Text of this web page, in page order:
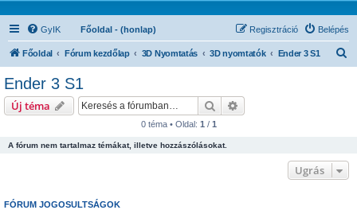
GyIK Főoldal - (honlap) Belépés
Regisztráció
Főoldal Fórum kezdőlap 3D Nyomtatás 3D nyomtatók Ender 3 S1
Ender 3 S1
Új téma Keresés
0 téma • Oldal: 1 / 1
A fórum nem tartalmaz témákat, illetve hozzászólásokat.
Ugrás
FÓRUM JOGOSULTSÁGOK